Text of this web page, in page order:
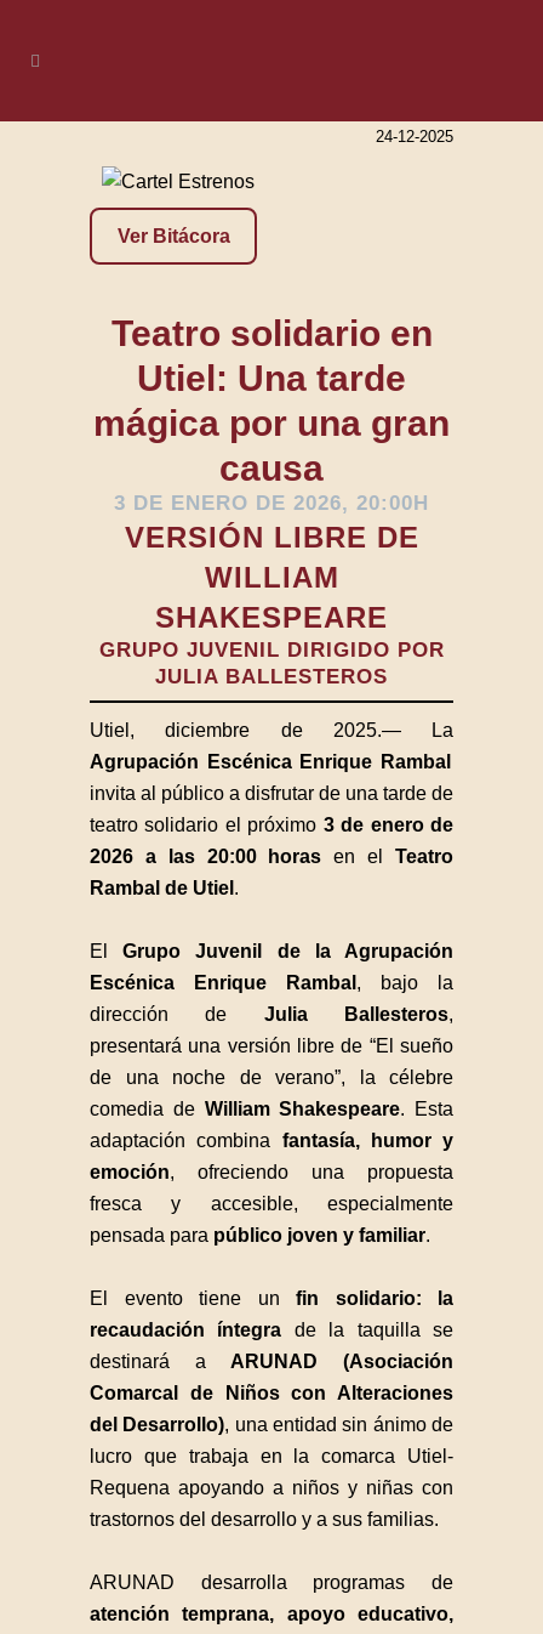
24-12-2025
Ver Bitácora
Teatro solidario en
Utiel: Una tarde
mágica por una gran
causa
3 DE ENERO DE 2026, 20:00H
VERSIÓN LIBRE DE
WILLIAM
SHAKESPEARE
GRUPO JUVENIL DIRIGIDO POR
JULIA BALLESTEROS
Utiel, diciembre de 2025.— La
Agrupación Escénica Enrique Rambal
invita al público a disfrutar de una tarde de
teatro solidario el próximo 3 de enero de
2026 a las 20:00 horas en el
Teatro
Rambal de Utiel .
ElGrupo Juvenil de la Agrupación
Escénica Enrique Rambal , bajo la
dirección de Julia Ballesteros,
presentará una versión libre de “El sueño
de una noche de verano”, la célebre
comedia de William Shakespeare. Esta
adaptación combina fantasía, humor y
emoción, ofreciendo una propuesta
fresca y accesible, especialmente
pensada para público joven y familiar.
El evento tiene un fin solidario: la
recaudación íntegra de la taquilla se
destinará a ARUNAD (Asociación
Comarcal de Niños con Alteraciones
del Desarrollo), una entidad sin ánimo de
lucro que trabaja en la comarca Utiel-
Requena apoyando a niños y niñas con
trastornos del desarrollo y a sus familias.
ARUNAD desarrolla programas de
atención temprana, apoyo educativo,